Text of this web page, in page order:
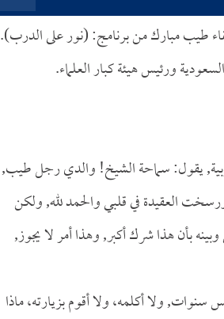
لقاء طيب مبارك من برنامج: (نور على الدرب).
ورئيس هيئة كبار العلماء.
يقول: سماحة الشيخ! والدي رجل طيب,
العقيدة في قلبي والحمد لله, ولكن
بأن هذا شرك أكبر, وهذا أمر لا يجوز,
ولا أكلمه، ولا أقوم بزيارته، ماذا